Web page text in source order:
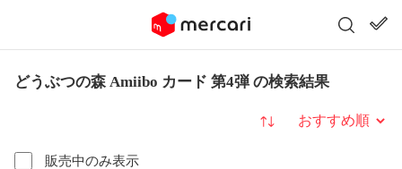
どうぶつの森 Amiibo カード 第4弾 の検索結果
販売中のみ表示
並び替え